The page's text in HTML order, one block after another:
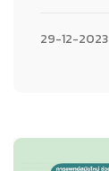
29-12-2023